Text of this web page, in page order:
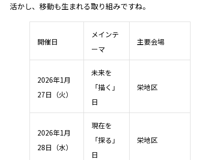
活かし、移動も生まれる取り組みですね。
開催日
メインテ
ーマ
主要会場
2026年1月
27日（火）
未来を
「描く」
日
栄地区
2026年1月
28日（水）
現在を
「探る」
日
栄地区